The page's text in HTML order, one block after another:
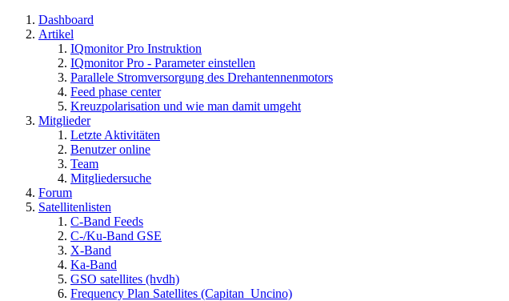
Dashboard
Artikel
IQmonitor Pro Instruktion
IQmonitor Pro - Parameter einstellen
Parallele Stromversorgung des Drehantennenmotors
Feed phase center
Kreuzpolarisation und wie man damit umgeht
Mitglieder
Letzte Aktivitäten
Benutzer online
Team
Mitgliedersuche
Forum
Satellitenlisten
C-Band Feeds
C-/Ku-Band GSE
X-Band
Ka-Band
GSO satellites (hvdh)
Frequency Plan Satellites (Capitan_Uncino)